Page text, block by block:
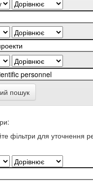
пошук
фільтри для уточнення